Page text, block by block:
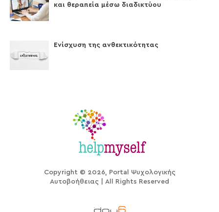
και θεραπεία μέσω διαδικτύου
Ενίσχυση της ανθεκτικότητας
Copyright © 2026, Portal Ψυχολογικής
Αυτοβοήθειας | All Rights Reserved